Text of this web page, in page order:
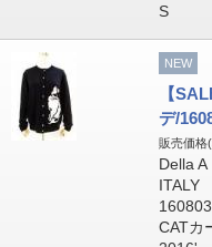
S
NEW
【
デ/
販売価格
Della A
ITALY
160803
CATカ